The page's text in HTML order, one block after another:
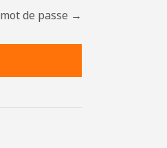
de passe →